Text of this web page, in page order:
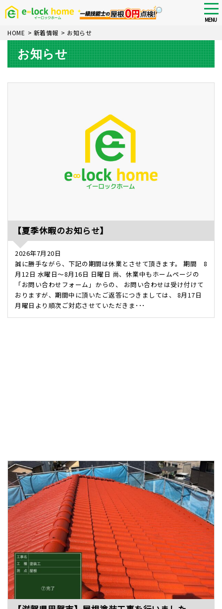
Skip
content
MENU
HOME > 新着情報 > お知らせ
お知らせ
【夏季休暇のお知らせ】
2026年7月20日
誠に勝手ながら、下記の期間は休業とさせて頂きます。 期間 8
月12日 水曜日～8月16日 日曜日 尚、休業中もホームページの
「お問い合わせフォーム」からの、 お問い合わせは受け付けて
おりますが、期間中に頂いたご返答につきましては、 8月17日
月曜日より順次ご対応させていただきま･･･